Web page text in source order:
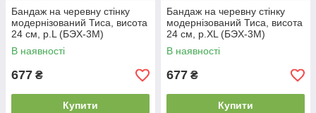
Бандаж на черевну стінку
модернізований Тиса, висота
24 см, р.L (БЭХ-3М)
В наявності
677 ₴
Купити
Бандаж на черевну стінку
модернізований Тиса, висота
24 см, р.XL (БЭХ-3М)
В наявності
677 ₴
Купити